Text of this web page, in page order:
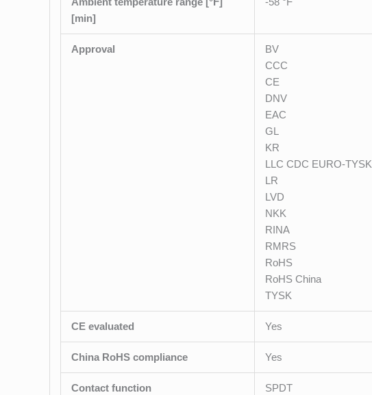
[min]
Approval
BV
CCC
CE
DNV
EAC
GL
KR
LLC CDC EURO-TYSK
LR
LVD
NKK
RINA
RMRS
RoHS
RoHS China
TYSK
CE evaluated Yes
China RoHS compliance Yes
Contact function SPDT